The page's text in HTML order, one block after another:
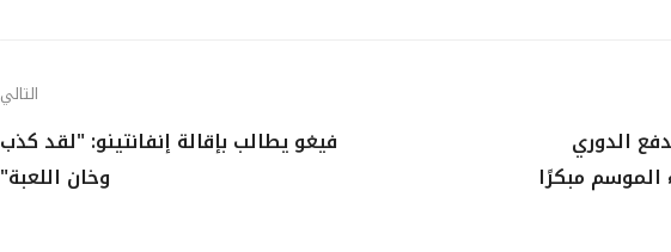
الدوري
الموسم مبكرًا
التالي
فيغو يطالب بإقالة إنفانتينو: "لقد كذب
وخان اللعبة"